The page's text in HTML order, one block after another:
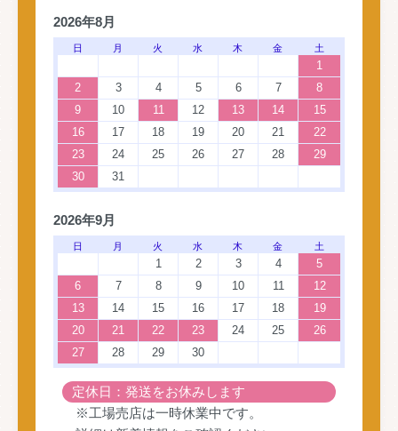
2026年8月
日 月 火 水 木 金 土
1
2
3 4 5 6 7
8
9
10 11 12 13 14
15
16
17 18 19 20 21
22
23
24 25 26 27 28
29
30
31
2026年9月
日 月 火 水 木 金 土
1 2 3 4
5
6
7 8 9 10 11
12
13
14 15 16 17 18
19
20
21 22 23 24 25
26
27
28 29 30
定休日：発送をお休みします
※工場売店は一時休業中です。